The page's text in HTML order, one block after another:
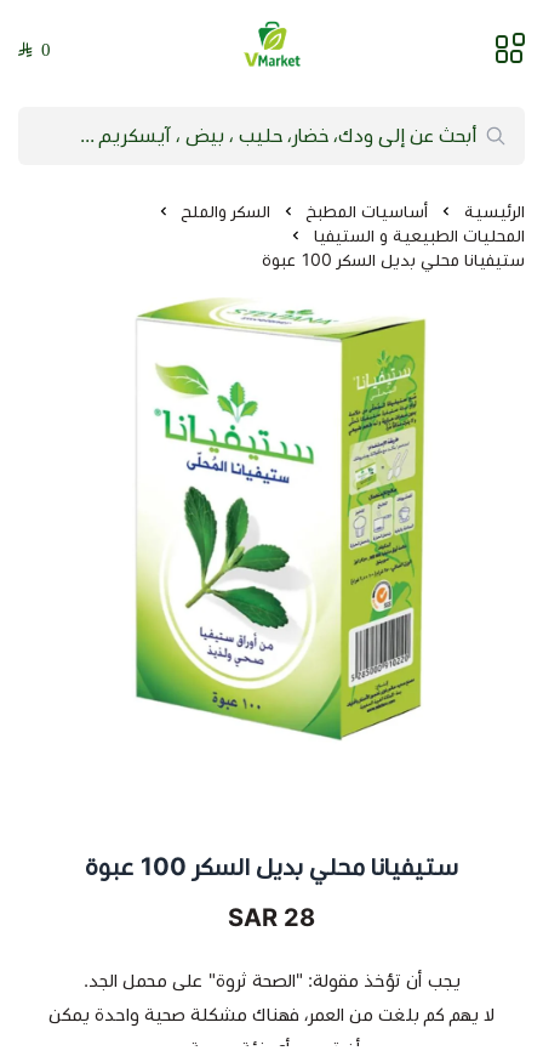
فيلج ماركت | VMarket
0
الرئيسية أساسيات المطبخ
السكر والملح
المحليات الطبيعية و الستيفيا
ستيفيانا محلي بديل السكر 100 عبوة
ستيفيانا محلي بديل السكر 100 عبوة
28 SAR
يجب أن تؤخذ مقولة: "الصحة ثروة" على محمل الجد.
لا يهم كم بلغت من العمر، فهناك مشكلة صحية واحدة يمكن
أن تصيب أي فئة عمرية.